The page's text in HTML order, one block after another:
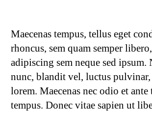
Maecenas tempus, tellus eget
rhoncus, sem quam semper
adipiscing sem neque sed ipsum.
nunc, blandit vel, luctus
lorem. Maecenas nec odio et
tempus. Donec vitae sapien ut